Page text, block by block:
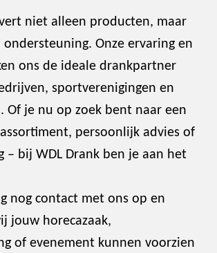
niet alleen producten, maar
ondersteuning. Onze ervaring en
ons de ideale drankpartner
sportverenigingen en
Of je nu op zoek bent naar een
persoonlijk advies of
– bij WDL Drank ben je aan het
nog contact met ons op en
jouw horecazaak,
of evenement kunnen voorzien